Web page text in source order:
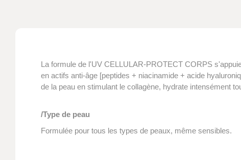
La formule de l'UV CELLULAR-PROTECT CORPS
en actifs anti-âge [peptides + niacinamide + acide
de la peau en stimulant le collagène, hydrate intensément
/Type de peau
Formulée pour tous les types de peaux, même sensibles.